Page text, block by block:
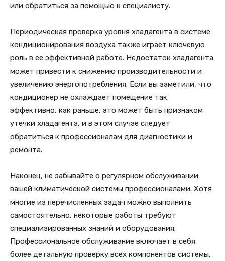
или обратиться за помощью к специалисту.
Периодическая проверка уровня хладагента в системе
кондиционирования воздуха также играет ключевую
роль в ее эффективной работе. Недостаток хладагента
может привести к снижению производительности и
увеличению энергопотребления. Если вы заметили, что
кондиционер не охлаждает помещение так
эффективно, как раньше, это может быть признаком
утечки хладагента, и в этом случае следует
обратиться к профессионалам для диагностики и
ремонта.
Наконец, не забывайте о регулярном обслуживании
вашей климатической системы профессионалами. Хотя
многие из перечисленных задач можно выполнить
самостоятельно, некоторые работы требуют
специализированных знаний и оборудования.
Профессиональное обслуживание включает в себя
более детальную проверку всех компонентов системы,